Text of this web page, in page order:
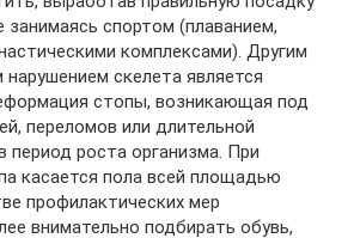
спортом (плаванием,
комплексами). Другим
скелета является
стопы, возникающая под
переломов или длительной
период роста организма. При
касается пола всей площадью
профилактических мер
внимательно подбирать обувь,